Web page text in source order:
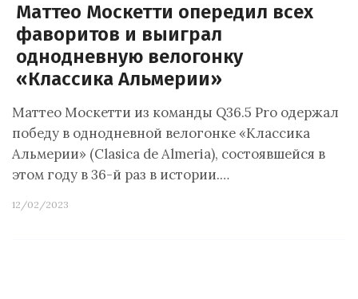
Маттео Москетти опередил всех
фаворитов и выиграл
однодневную велогонку
«Классика Альмерии»
Маттео Москетти из команды Q36.5 Pro одержал
победу в однодневной велогонке «Классика
Альмерии» (Clasica de Almeria), состоявшейся в
этом году в 36-й раз в истории.…
12/02/2023